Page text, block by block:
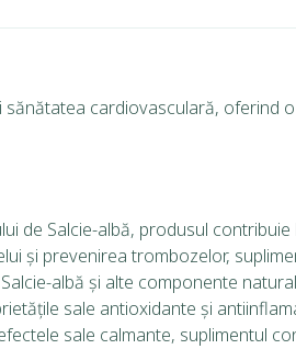
cardiovasculară, oferind
de Salcie-albă, produsul
și prevenirea trombozelor,
albă și alte componente
sale antioxidante și
sale calmante, suplimentul